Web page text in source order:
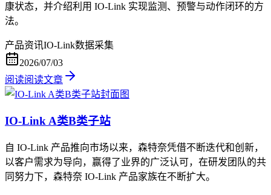
康状态，并介绍利用 IO-Link 实现监测、预警与动作闭环的方
法。
产品资讯IO-Link数据采集
2026/07/03
阅读阅读文章
IO-Link A类B类子站
自 IO-Link 产品推向市场以来，森特奈凭借不断迭代和创新，
以客户需求为导向，赢得了业界的广泛认可，在研发团队的共
同努力下，森特奈 IO-Link 产品家族在不断扩大。